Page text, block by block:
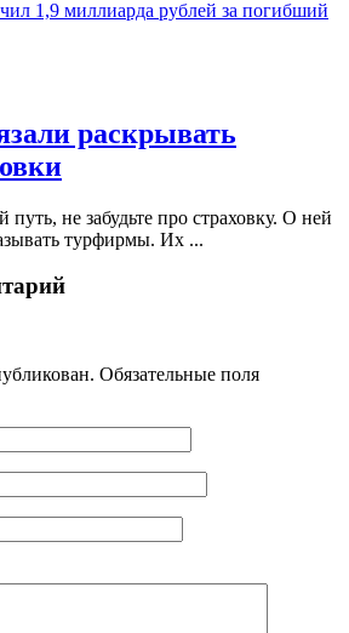
1,9 миллиарда рублей за погибший
раскрывать
путь, не забудьте про страховку. О ней
турфирмы. Их ...
Обязательные поля